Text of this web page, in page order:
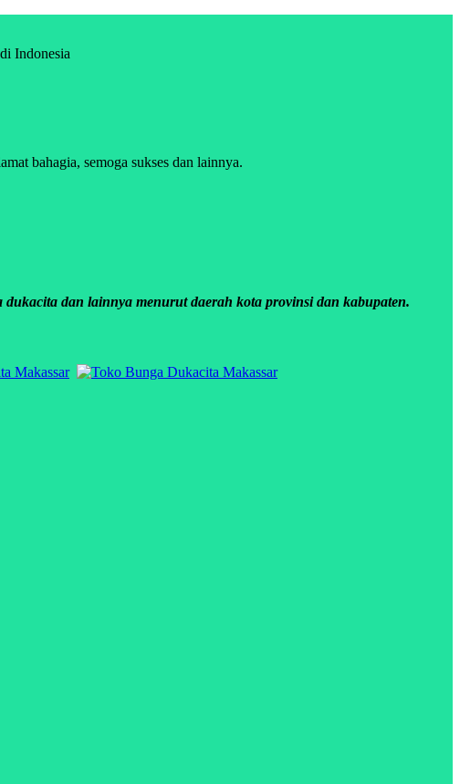
Indonesia
bahagia, semoga sukses dan lainnya.
dan lainnya menurut daerah kota provinsi dan kabupaten.